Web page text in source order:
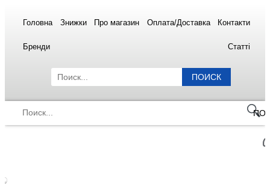
Головна Знижки Про магазин Оплата/Доставка Контакти
Бренди Статті
ПОИСК